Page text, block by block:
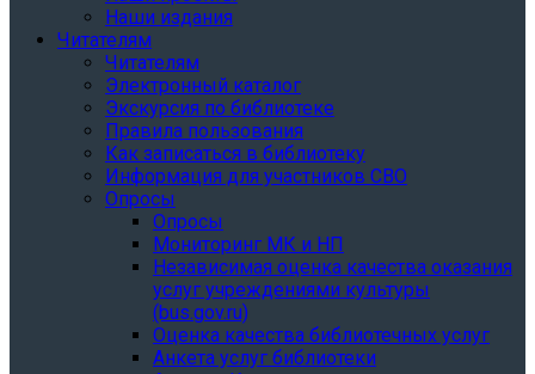
Наши издания
Читателям
Читателям
Электронный каталог
Экскурсия по библиотеке
Правила пользования
Как записаться в библиотеку
Информация для участников СВО
Опросы
Опросы
Мониторинг МК и НП
Независимая оценка качества оказания
услуг учреждениями культуры
(bus.gov.ru)
Оценка качества библиотечных услуг
Анкета услуг библиотеки